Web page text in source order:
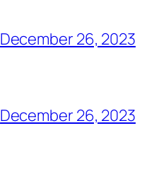
December 26, 2023
December 26, 2023